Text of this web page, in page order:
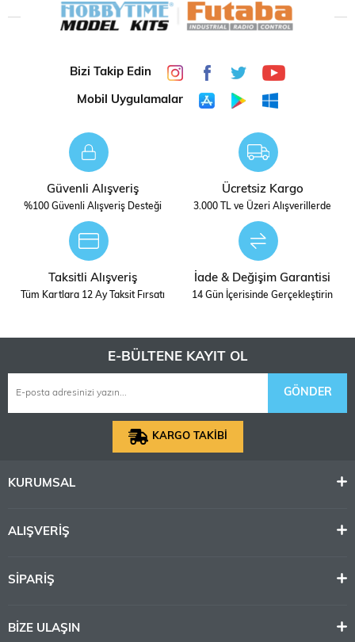
Bizi Takip Edin
Mobil Uygulamalar
Güvenli Alışveriş
%100 Güvenli Alışveriş Desteği
Ücretsiz Kargo
3.000 TL ve Üzeri Alışverillerde
Taksitli Alışveriş
Tüm Kartlara 12 Ay Taksit Fırsatı
İade & Değişim Garantisi
14 Gün İçerisinde Gerçekleştirin
E-BÜLTENE KAYIT OL
GÖNDER
KARGO TAKİBİ
KURUMSAL
ALIŞVERİŞ
SİPARİŞ
BİZE ULAŞIN